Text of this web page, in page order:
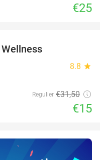
€25
Wellness
8.8 star
Regulier €31,50
€15